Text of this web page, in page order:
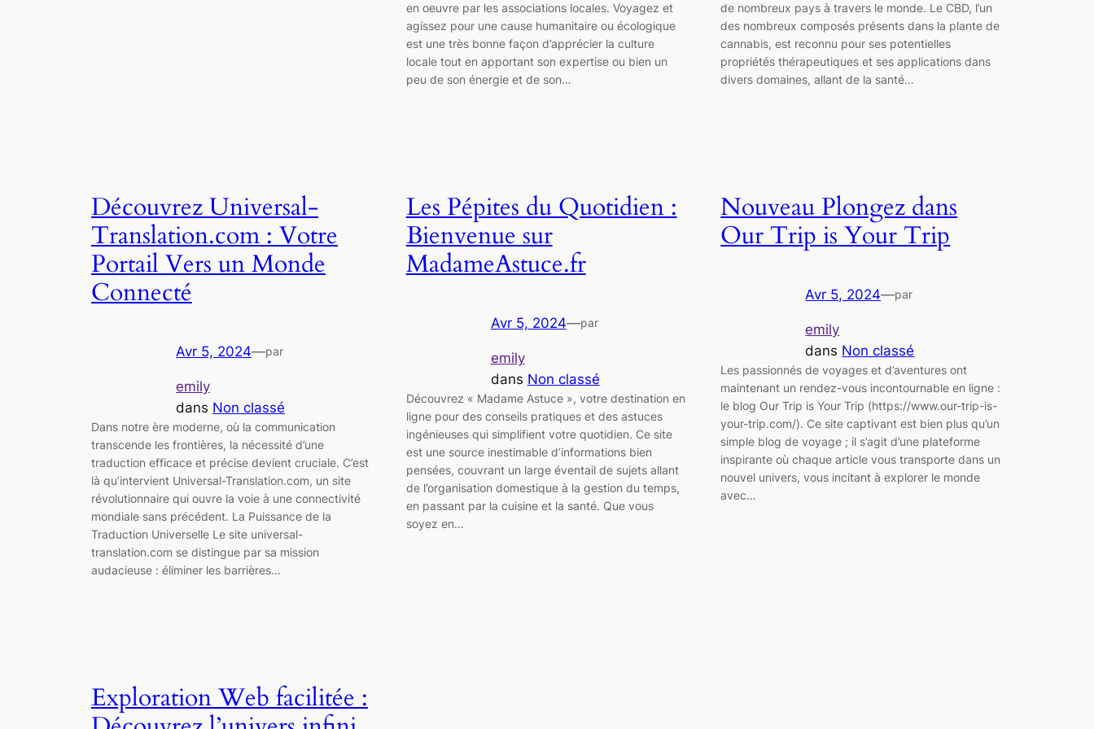
en oeuvre par les associations locales. Voyagez et
agissez pour une cause humanitaire ou écologique
est une très bonne façon d’apprécier la culture
locale tout en apportant son expertise ou bien un
peu de son énergie et de son…
de nombreux pays à travers le monde. Le CBD, l’un
des nombreux composés présents dans la plante de
cannabis, est reconnu pour ses potentielles
propriétés thérapeutiques et ses applications dans
divers domaines, allant de la santé…
Découvrez Universal-
Translation.com : Votre
Portail Vers un Monde
Connecté
Avr 5, 2024—par
emily
dans Non classé
Dans notre ère moderne, où la communication
transcende les frontières, la nécessité d’une
traduction efficace et précise devient cruciale. C’est
là qu’intervient Universal-Translation.com, un site
révolutionnaire qui ouvre la voie à une connectivité
mondiale sans précédent. La Puissance de la
Traduction Universelle Le site universal-
translation.com se distingue par sa mission
audacieuse : éliminer les barrières…
Les Pépites du Quotidien :
Bienvenue sur
MadameAstuce.fr
Avr 5, 2024—par
emily
dans Non classé
Découvrez « Madame Astuce », votre destination en
ligne pour des conseils pratiques et des astuces
ingénieuses qui simplifient votre quotidien. Ce site
est une source inestimable d’informations bien
pensées, couvrant un large éventail de sujets allant
de l’organisation domestique à la gestion du temps,
en passant par la cuisine et la santé. Que vous
soyez en…
Nouveau Plongez dans
Our Trip is Your Trip
Avr 5, 2024—par
emily
dans Non classé
Les passionnés de voyages et d’aventures ont
maintenant un rendez-vous incontournable en ligne :
le blog Our Trip is Your Trip (https://www.our-trip-is-
your-trip.com/). Ce site captivant est bien plus qu’un
simple blog de voyage ; il s’agit d’une plateforme
inspirante où chaque article vous transporte dans un
nouvel univers, vous incitant à explorer le monde
avec…
Exploration Web facilitée :